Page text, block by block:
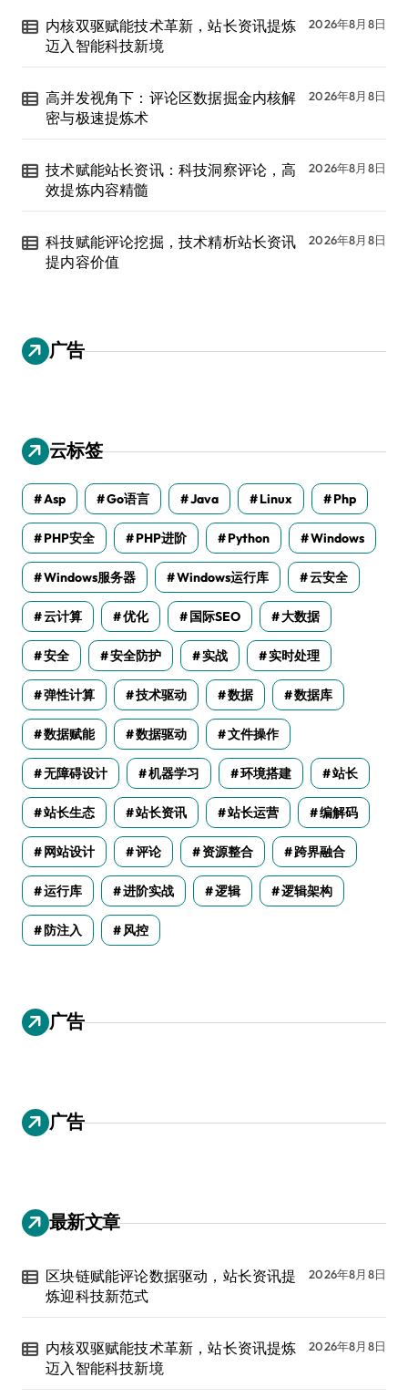
内核双驱赋能技术革新，站长资讯提炼
迈入智能科技新境
2026年8月8日
高并发视角下：评论区数据掘金内核解
密与极速提炼术
2026年8月8日
技术赋能站长资讯：科技洞察评论，高
效提炼内容精髓
2026年8月8日
科技赋能评论挖掘，技术精析站长资讯
提内容价值
2026年8月8日
广告
云标签
Asp Go语言 Java Linux Php
PHP安全 PHP进阶 Python Windows
Windows服务器 Windows运行库 云安全
云计算 优化 国际SEO 大数据
安全 安全防护 实战 实时处理
弹性计算 技术驱动 数据 数据库
数据赋能 数据驱动 文件操作
无障碍设计 机器学习 环境搭建 站长
站长生态 站长资讯 站长运营 编解码
网站设计 评论 资源整合 跨界融合
运行库 进阶实战 逻辑 逻辑架构
防注入 风控
广告
广告
最新文章
区块链赋能评论数据驱动，站长资讯提
炼迎科技新范式
2026年8月8日
内核双驱赋能技术革新，站长资讯提炼
迈入智能科技新境
2026年8月8日